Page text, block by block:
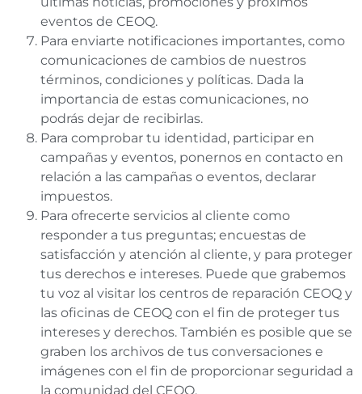
eventos de CEOQ.
Para enviarte notificaciones importantes, como
comunicaciones de cambios de nuestros
términos, condiciones y políticas. Dada la
importancia de estas comunicaciones, no
podrás dejar de recibirlas.
Para comprobar tu identidad, participar en
campañas y eventos, ponernos en contacto en
relación a las campañas o eventos, declarar
impuestos.
Para ofrecerte servicios al cliente como
responder a tus preguntas; encuestas de
satisfacción y atención al cliente, y para proteger
tus derechos e intereses. Puede que grabemos
tu voz al visitar los centros de reparación CEOQ y
las oficinas de CEOQ con el fin de proteger tus
intereses y derechos. También es posible que se
graben los archivos de tus conversaciones e
imágenes con el fin de proporcionar seguridad a
la comunidad del CEOQ.